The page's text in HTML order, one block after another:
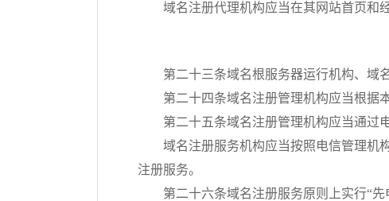
域名注册代理机构应当在其网站首页和
第二十三条域名根服务器运行机构、域
第二十四条域名注册管理机构应当根据
第二十五条域名注册管理机构应当通过
域名注册服务机构应当按照电信管理机
注册服务。
第二十六条域名注册服务原则上实行“